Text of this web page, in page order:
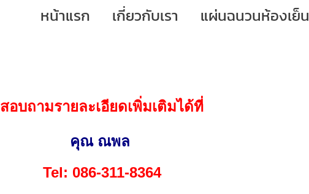
หน้าแรก เกี่ยวกับเรา แผ่นฉนวนห้องเย็น
สอบถามรายละเอียดเพิ่มเติมได้ที่
คุณ ณพล
Tel: 086-311-8364